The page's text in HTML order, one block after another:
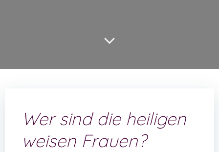
Wer sind die heiligen
weisen Frauen?